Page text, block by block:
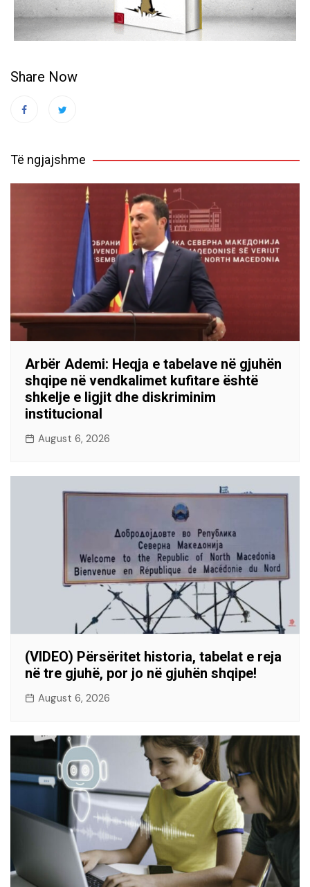
Share Now
Të ngjajshme
Arbër Ademi: Heqja e tabelave në gjuhën
shqipe në vendkalimet kufitare është
shkelje e ligjit dhe diskriminim
institucional
August 6, 2026
(VIDEO) Përsëritet historia, tabelat e reja
në tre gjuhë, por jo në gjuhën shqipe!
August 6, 2026